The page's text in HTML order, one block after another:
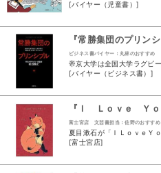
[バイヤー（児童書）]
ビジネス書バイヤー：丸林のおすすめ
[バイヤー（ビジネス書）]
富士宮店 文芸書担当：佐野のおすすめ
[富士宮店]